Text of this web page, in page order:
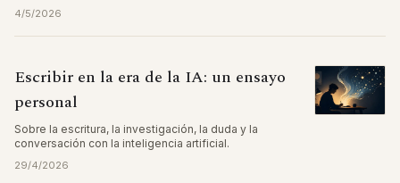
4/5/2026
Escribir en la era de la IA: un ensayo
personal
Sobre la escritura, la investigación, la duda y la
conversación con la inteligencia artificial.
29/4/2026